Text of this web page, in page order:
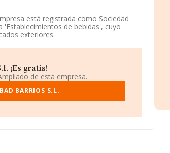
está registrada como Sociedad
'Establecimientos de bebidas', cuyo
exteriores.
datos a disposición de INFORMA, ha
Calle La Carrera núm. 15, (41530),
pertenecientes al sector, en el
a los 82 mil euros. En cuanto a la
¡Es gratis!
de esta empresa.
BARRIOS S.L.